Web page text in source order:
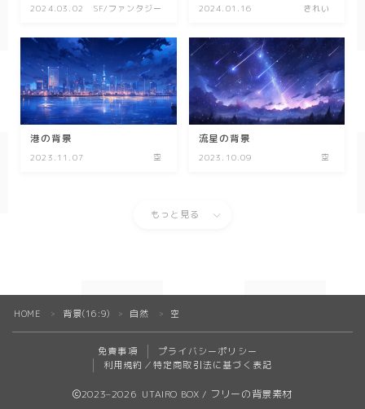
街
SF/ファンタジー
サイバー
2024.03.02 SF/ファンタジー 2024.01.16 きれい
港の背景
2023.11.07 空
流星の背景
2023.10.09 空
もっと見る
HOME ＞ 背景(16:9) ＞ 自然 ＞ 空
免責事項
プライバシーポリシー
利用規約／特定商取引法に基づく表記
2023–2026 UTAIRO BOX / フリーの背景素材